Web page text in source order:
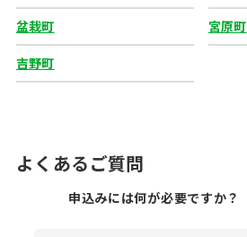
盆栽町 宮原町
吉野町
よくあるご質問
申込みには何が必要ですか？